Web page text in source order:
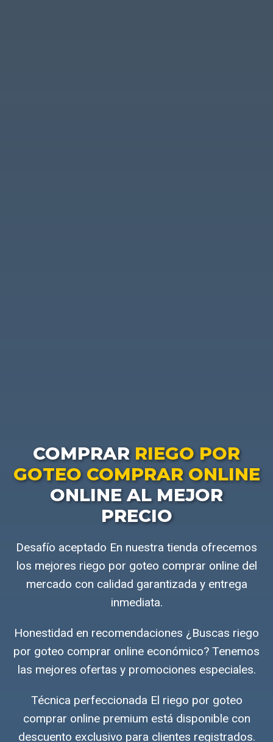
COMPRAR RIEGO POR
GOTEO COMPRAR ONLINE
ONLINE AL MEJOR
PRECIO
Desafío aceptado En nuestra tienda ofrecemos
los mejores riego por goteo comprar online del
mercado con calidad garantizada y entrega
inmediata.
Honestidad en recomendaciones ¿Buscas riego
por goteo comprar online económico? Tenemos
las mejores ofertas y promociones especiales.
Técnica perfeccionada El riego por goteo
comprar online premium está disponible con
descuento exclusivo para clientes registrados.